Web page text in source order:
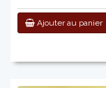
Ajouter au panier